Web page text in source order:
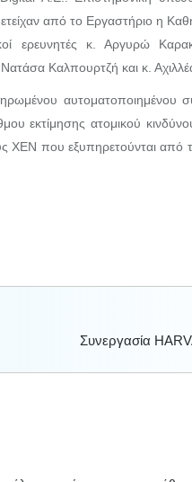
από το Εργαστήριο η
ερευνητές κ. Αργυρώ
Καλπουρτζή και κ.
αυτοματοποιημένου
εκτίμησης ατομικού
ΧΕΝ που εξυπηρετούνται
Συνεργασία